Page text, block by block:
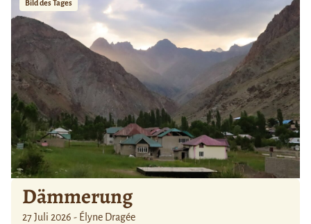
Bild des Tages
Dämmerung
27 Juli 2026 - Élyne Dragée